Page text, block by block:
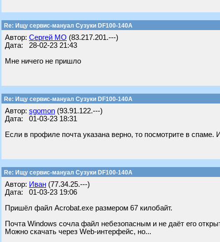
Re: Ищу сервис-мануал Сузуки DF100-140A
Автор: Сергей МО (83.217.201.---)
Дата: 28-02-23 21:43
Мне ничего не пришло
Re: Ищу сервис-мануал Сузуки DF100-140A
Автор: sgomon (93.91.122.---)
Дата: 01-03-23 18:31
Если в профиле почта указана верно, то посмотрите в спаме.
Re: Ищу сервис-мануал Сузуки DF100-140A
Автор: Иван (77.34.25.---)
Дата: 01-03-23 19:06
Пришёл файл Acrobat.exe размером 67 килобайт.
Почта Windows сочла файл небезопасным и не даёт его
Можно скачать через Web-интерфейс, но...